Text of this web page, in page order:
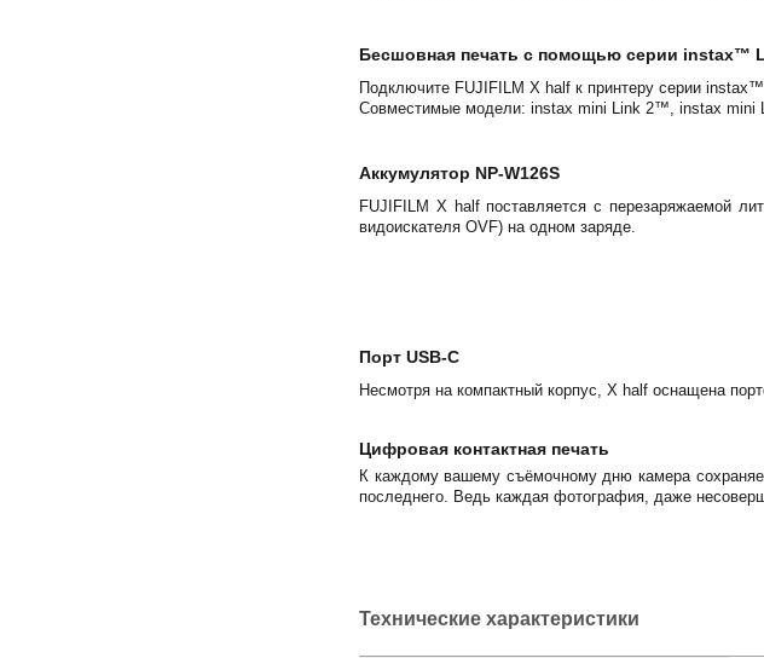
Бесшовная печать с помощью серии instax™
Подключите FUJIFILM X half к принтеру серии
Совместимые модели: instax mini Link 2™, instax
Аккумулятор NP-W126S
FUJIFILM X half поставляется с перезаряжаемой
видоискателя OVF) на одном заряде.
Порт USB-C
Несмотря на компактный корпус, X half оснащена
Цифровая контактная печать
К каждому вашему съёмочному дню камера
последнего. Ведь каждая фотография, даже
Технические характеристики